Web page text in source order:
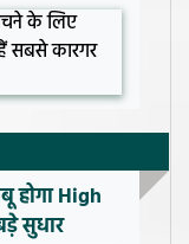
होगा High
सुधार